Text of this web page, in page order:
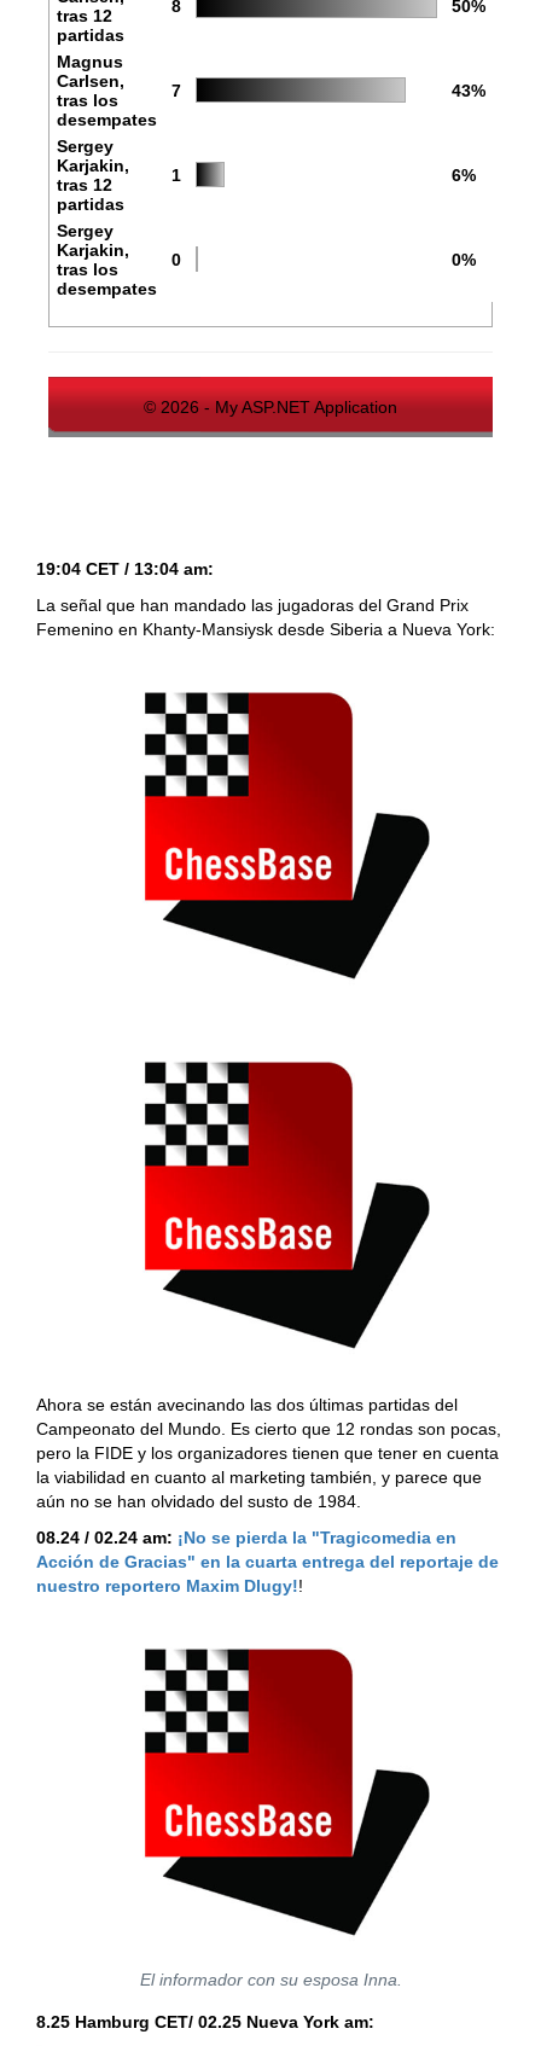
tras 12
partidas
8 50%
Magnus
Carlsen,
tras los
desempates
7 43%
Sergey
Karjakin,
tras 12
partidas
1 6%
Sergey
Karjakin,
tras los
desempates
0 0%
© 2026 - My ASP.NET Application
19:04 CET / 13:04 am:
La señal que han mandado las jugadoras del Grand Prix
Femenino en Khanty-Mansiysk desde Siberia a Nueva York:
Ahora se están avecinando las dos últimas partidas del
Campeonato del Mundo. Es cierto que 12 rondas son pocas,
pero la FIDE y los organizadores tienen que tener en cuenta
la viabilidad en cuanto al marketing también, y parece que
aún no se han olvidado del susto de 1984.
08.24 / 02.24 am: ¡No se pierda la "Tragicomedia en
Acción de Gracias" en la cuarta entrega del reportaje de
nuestro reportero Maxim Dlugy!!
El informador con su esposa Inna.
8.25 Hamburg CET/ 02.25 Nueva York am: